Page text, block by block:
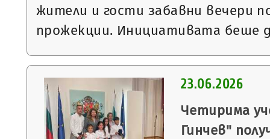
жители и гости забавни вечери
прожекции. Инициативата беше
23.06.2026
Четирима
Гинчев"